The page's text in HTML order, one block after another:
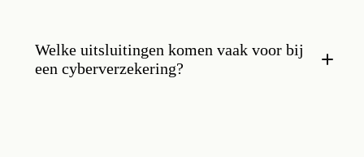
Welke uitsluitingen komen vaak voor bij
een cyberverzekering?